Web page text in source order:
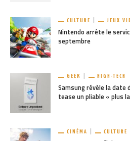
CULTURE JEUX
Nintendo arrête le
septembre
GEEK HIGH-TECH
Samsung révèle la date
tease un pliable « plus
CINÉMA CULTURE